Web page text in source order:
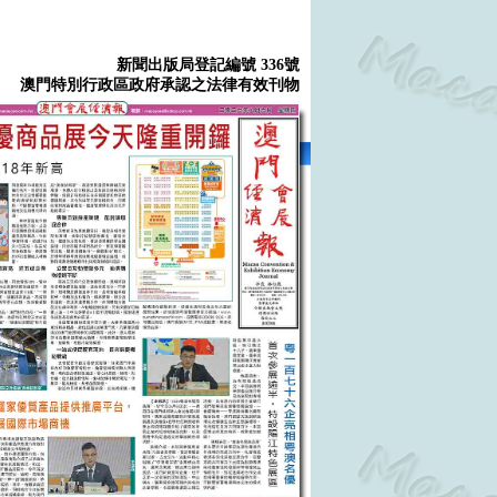
新聞出版局登記編號 336號
澳門特別行政區政府承認之法律有效刊物